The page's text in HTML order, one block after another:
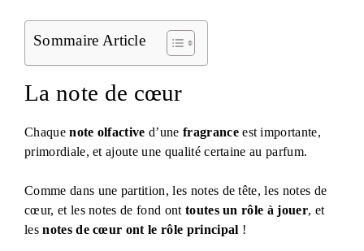
Sommaire Article
La note de cœur
Chaquenote olfactive d’une fragranceest importante,
primordiale, et ajoute une qualité certaine au parfum.
Comme dans une partition, les notes de tête, les notes de
cœur, et les notes de fond ont toutes un rôle à jouer, et
lesnotes de cœur ont le rôle principal !